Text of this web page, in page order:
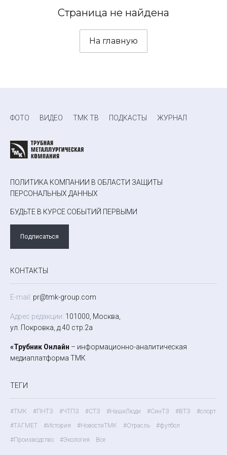
Страница не найдена
На главную
ФОТО ВИДЕО ТМК ТВ ПОДКАСТЫ ЖУРНАЛ
ПОЛИТИКА КОМПАНИИ В ОБЛАСТИ ЗАЩИТЫ
ПЕРСОНАЛЬНЫХ ДАННЫХ
БУДЬТЕ В КУРСЕ СОБЫТИЙ ПЕРВЫМИ
Подписаться
КОНТАКТЫ
E-mail: pr@tmk-group.com
Адрес редакции: 101000, Москва,
ул. Покровка, д.40 стр.2а
«Трубник Онлайн – информационно-аналитическая
медиаплатформа ТМК
ТЕГИ
#ТМК #ПНТЗ #ЧТПЗ #СТЗ #НашиЛюди #СинТЗ #ВТЗ
#спорт
#ТАГМЕТ
#История #НовостиТМК #Отрасль
#футбол
#Производство
#Экология Все